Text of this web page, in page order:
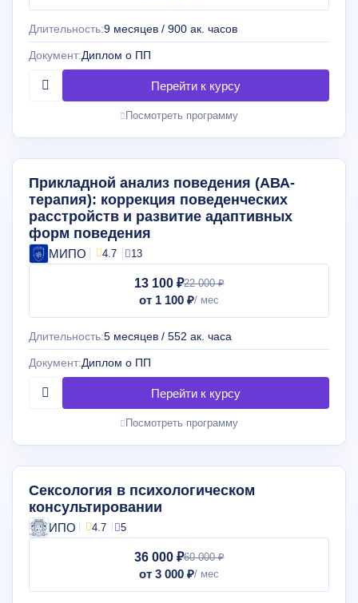
Длительность:9 месяцев / 900 ак. часов
Документ:Диплом о ПП
Посмотреть программу
Прикладной анализ поведения (АВА-
терапия): коррекция поведенческих
расстройств и развитие адаптивных
форм поведения
МИПО 4.7 13
13 100 ₽22 000 ₽
от 1 100 ₽
Длительность:5 месяцев / 552 ак. часа
Документ:Диплом о ПП
Посмотреть программу
Сексология в психологическом
консультировании
ИПО 4.7 5
36 000 ₽60 000 ₽
от 3 000 ₽